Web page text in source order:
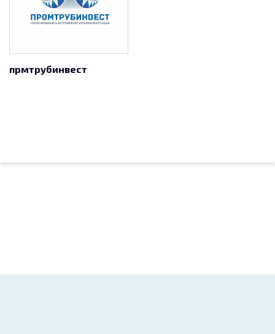
прмтрубинвест